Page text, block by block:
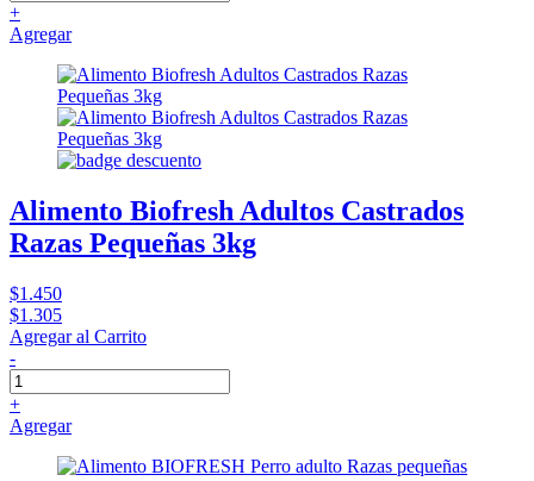
+
Agregar
Alimento Biofresh Adultos Castrados
Razas Pequeñas 3kg
$1.450
$1.305
Agregar al Carrito
-
+
Agregar